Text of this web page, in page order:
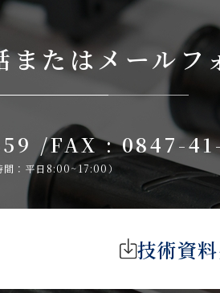
またはメール
/FAX : 0847-
間：平日8:00~17:00）
技術資